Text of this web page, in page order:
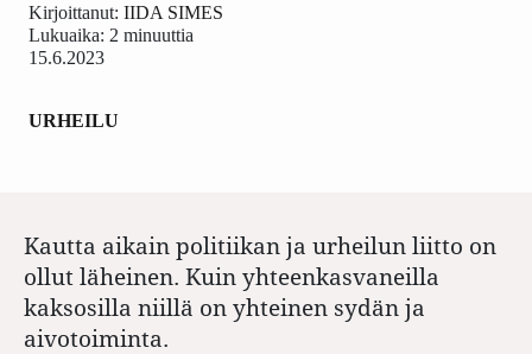
15.6.2023
Kirjoittanut: IIDA SIMES
Lukuaika: 2 minuuttia
URHEILU
Kautta aikain politiikan ja urheilun liitto on
ollut läheinen. Kuin yhteenkasvaneilla
kaksosilla niillä on yhteinen sydän ja
aivotoiminta.